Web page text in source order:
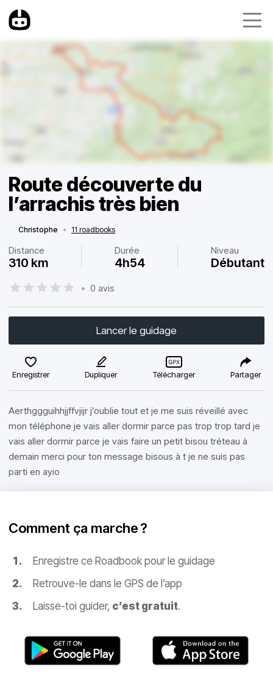
Route découverte du
l’arrachis très bien
Christophe • 11 roadbooks
Distance
310 km
Durée
4h54
Niveau
Débutant
• 0 avis
Lancer le guidage
Enregistrer Dupliquer Télécharger Partager
Aerthggguihhjjffvjijr j’oublie tout et je me suis réveillé avec
mon téléphone je vais aller dormir parce pas trop trop tard je
vais aller dormir parce je vais faire un petit bisou tréteau à
demain merci pour ton message bisous à t je ne suis pas
parti en ayio
Comment ça marche ?
Enregistre ce Roadbook pour le guidage
Retrouve-le dans le GPS de l’app
Laisse-toi guider, c’est gratuit.